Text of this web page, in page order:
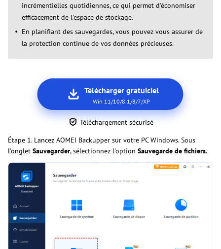
incrémentielles quotidiennes, ce qui permet d'économiser
efficacement de l'espace de stockage.
En planifiant des sauvegardes, vous pouvez vous assurer de
la protection continue de vos données précieuses.
Télécharger gratuiciel
Win 11/10/8.1/8/7/XP
Téléchargement sécurisé
Étape 1. Lancez AOMEI Backupper sur votre PC Windows. Sous
l'onglet Sauvegarder, sélectionnez l'option Sauvegarde de fichiers.